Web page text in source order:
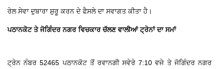
ਰੇਲ ਸੇਵਾ ਦੁਬਾਰਾ ਸ਼ੁਰੂ ਕਰਨ ਦੇ ਫੈਸਲੇ ਦਾ ਸਵਾਗਤ ਕੀਤਾ ਹੈ।
ਪਠਾਨਕੋਟ ਤੇ ਜੋਗਿੰਦਰ ਨਗਰ ਵਿਚਕਾਰ ਚੱਲਣ ਵਾਲੀਆਂ ਟ੍ਰੇਨਾਂ ਦਾ ਸਮਾਂ
ਟ੍ਰੇਨ ਨੰਬਰ 52465 ਪਠਾਨਕੋਟ ਤੋਂ ਰਵਾਨਗੀ ਸਵੇਰੇ 7:10 ਵਜੇ ਤੇ ਜੋਗਿੰਦਰ ਨਗਰ